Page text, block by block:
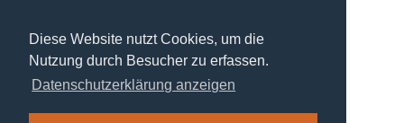
Diese Website nutzt Cookies, um die
Nutzung durch Besucher zu erfassen.
Datenschutzerklärung anzeigen